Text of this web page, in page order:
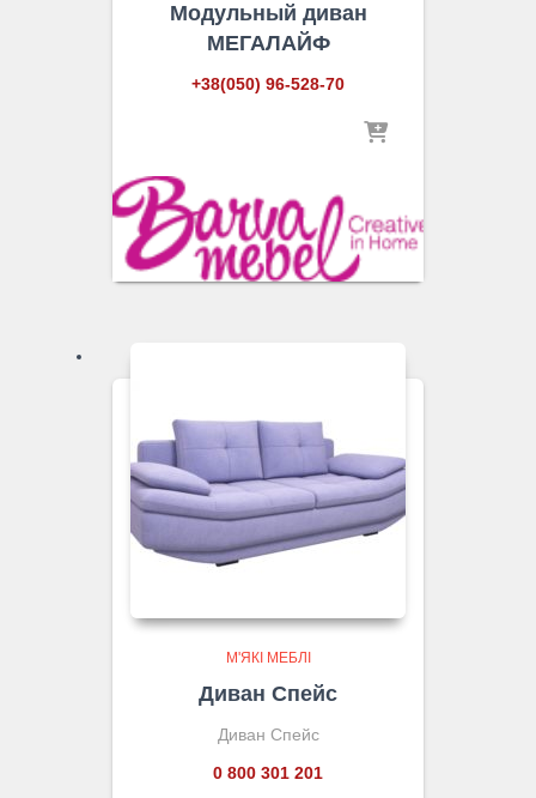
Модульный диван
МЕГАЛАЙФ
+38(050) 96-528-70
М'ЯКІ МЕБЛІ
Диван Спейс
Диван Спейс
0 800 301 201